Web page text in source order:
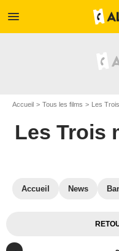
menu
Accueil Tous les films Les
Les Trois
Accueil News